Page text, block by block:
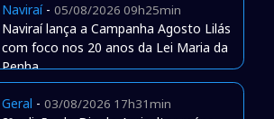
Naviraí- 05/08/2026 09h25min
Naviraí lança a Campanha Agosto Lilás
com foco nos 20 anos da Lei Maria da
Penha
Geral - 03/08/2026 17h31min